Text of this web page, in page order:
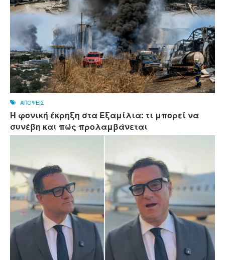
ΑΠΟΨΕΙΣ
Η φονική έκρηξη στα Εξαμίλια: τι μπορεί να
συνέβη και πώς προλαμβάνεται